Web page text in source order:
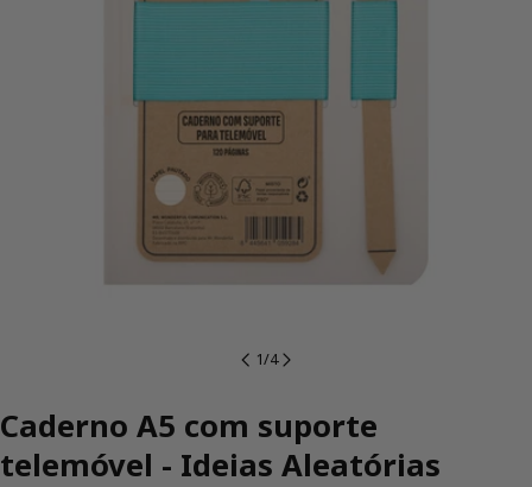
1/4
Caderno A5 com suporte
telemóvel - Ideias Aleatórias